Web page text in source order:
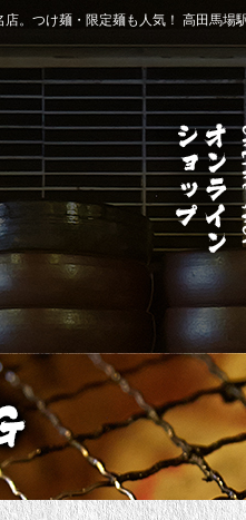
。つけ麺・限定麺も人気！ 高田馬場